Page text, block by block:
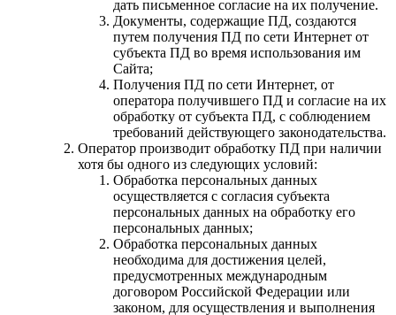
дать письменное согласие на их получение.
Документы, содержащие ПД, создаются
путем получения ПД по сети Интернет от
субъекта ПД во время использования им
Сайта;
Получения ПД по сети Интернет, от
оператора получившего ПД и согласие на их
обработку от субъекта ПД, с соблюдением
требований действующего законодательства.
Оператор производит обработку ПД при наличии
хотя бы одного из следующих условий:
Обработка персональных данных
осуществляется с согласия субъекта
персональных данных на обработку его
персональных данных;
Обработка персональных данных
необходима для достижения целей,
предусмотренных международным
договором Российской Федерации или
законом, для осуществления и выполнения